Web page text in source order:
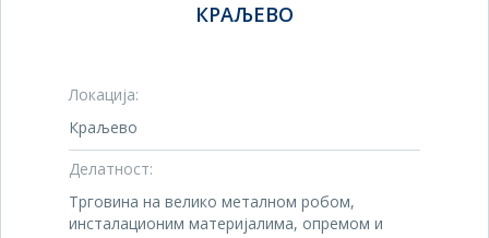
КРАЉЕВО
Локација:
Краљево
Делатност:
Трговина на велико металном робом,
инсталационим материјалима, опремом и